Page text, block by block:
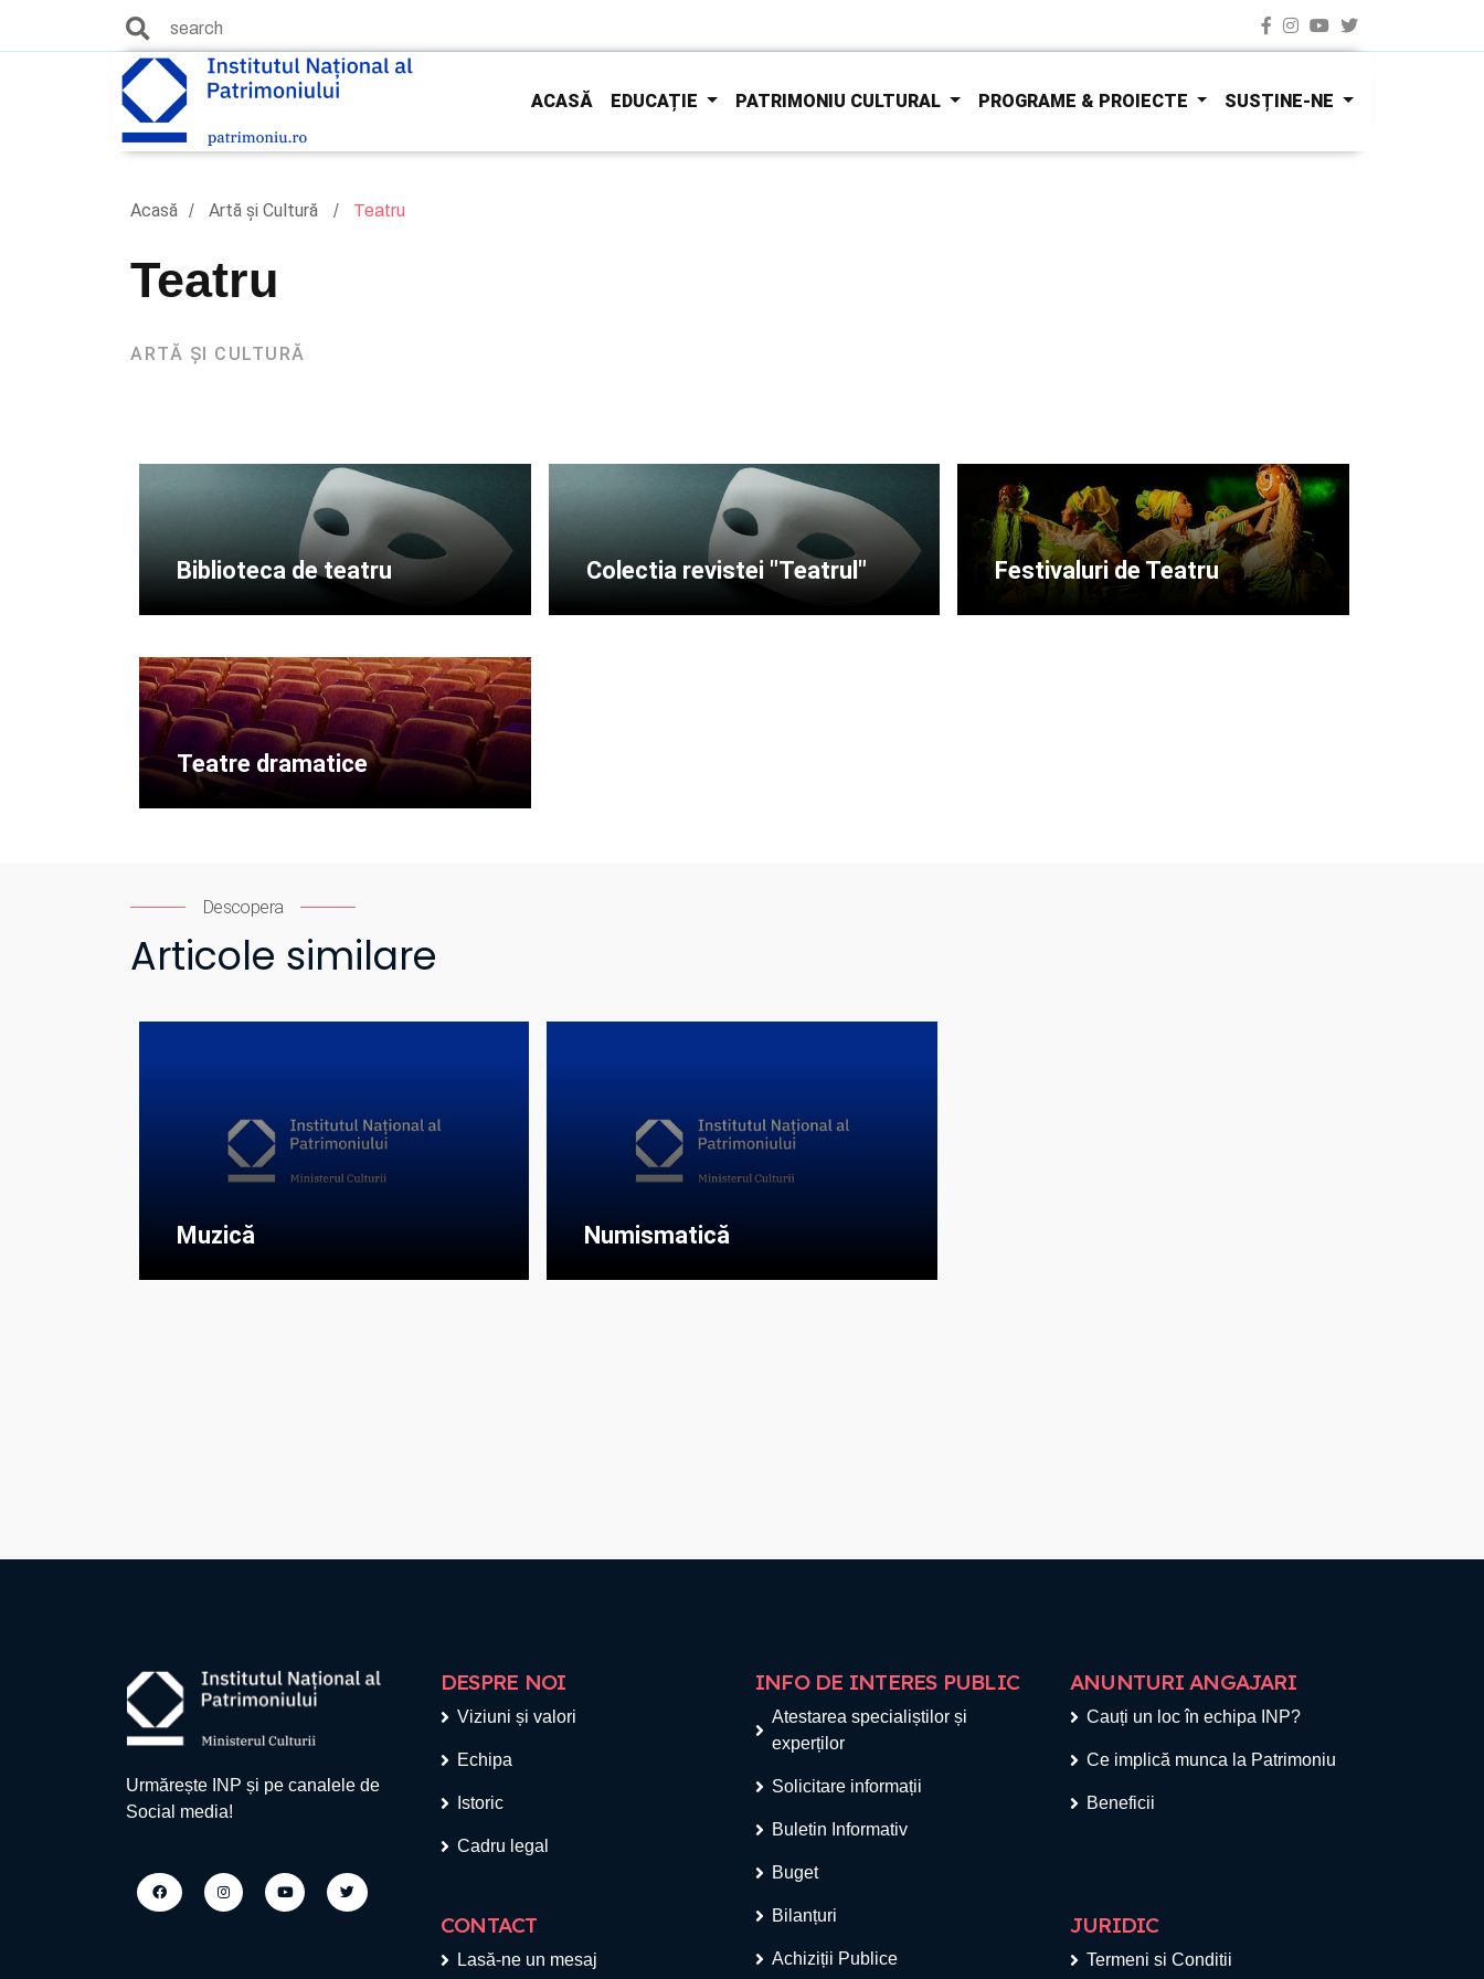
ACASĂ EDUCAȚIE PATRIMONIU CULTURAL PROGRAME & PROIECTE SUSȚINE-NE
Acasă Artă și Cultură Teatru
Teatru
ARTĂ ȘI CULTURĂ
Biblioteca de teatru Colectia revistei "Teatrul" Festivaluri de Teatru
Teatre dramatice
Descopera
Articole similare
Muzică Numismatică
Urmărește INP și pe canalele de
Social media!
DESPRE NOI
Viziuni și valori
Echipa
Istoric
Cadru legal
CONTACT
Lasă-ne un mesaj
INFO DE INTERES PUBLIC
Atestarea specialiștilor și
experților
Solicitare informații
Buletin Informativ
Buget
Bilanțuri
Achiziții Publice
ANUNTURI ANGAJARI
Cauți un loc în echipa INP?
Ce implică munca la Patrimoniu
Beneficii
JURIDIC
Termeni si Conditii